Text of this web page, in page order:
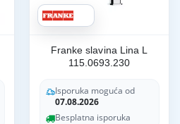
Franke slavina Lina L
115.0693.230
Isporuka moguća od
07.08.2026
Besplatna isporuka